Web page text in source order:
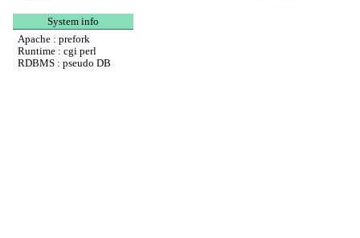
System info
Apache : prefork
Runtime : cgi perl
RDBMS : pseudo DB